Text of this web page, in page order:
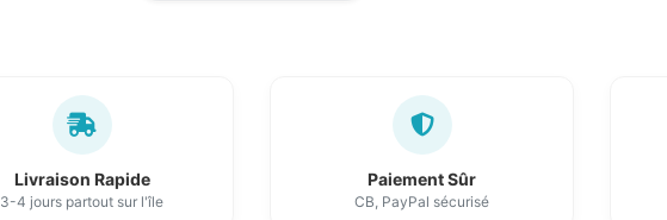
Livraison Rapide
3-4 jours partout sur l'île
Paiement Sûr
CB, PayPal sécurisé